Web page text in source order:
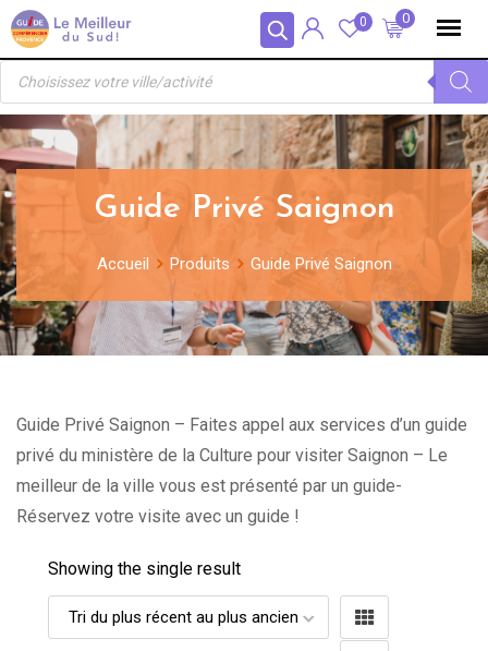
Panneau de gestion des cookies
Skip
to
content
0
0
Recherche
produits
Guide Privé Saignon
Accueil Produits Guide Privé Saignon
Guide Privé Saignon – Faites appel aux services d’un guide
privé du ministère de la Culture pour visiter Saignon – Le
meilleur de la ville vous est présenté par un guide-
Réservez votre visite avec un guide !
Showing the single result